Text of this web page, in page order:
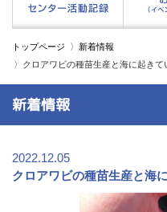
トップページ
新着情報
クロアワビの種苗生産と海に起きて
新着情報
2022.12.05
クロアワビの種苗生産と海